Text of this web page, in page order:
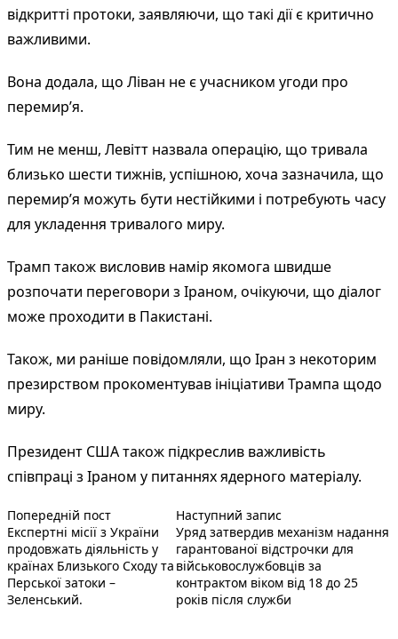
відкритті протоки, заявляючи, що такі дії є критично
важливими.
Вона додала, що Ліван не є учасником угоди про
перемир’я.
Тим не менш, Левітт назвала операцію, що тривала
близько шести тижнів, успішною, хоча зазначила, що
перемир’я можуть бути нестійкими і потребують часу
для укладення тривалого миру.
Трамп також висловив намір якомога швидше
розпочати переговори з Іраном, очікуючи, що діалог
може проходити в Пакистані.
Також, ми раніше повідомляли, що Іран з некоторим
презирством прокоментував ініціативи Трампа щодо
миру.
Президент США також підкреслив важливість
співпраці з Іраном у питаннях ядерного матеріалу.
Навігація
записів
Попередній постПопередній запис:
Експертні місії з України
продовжать діяльність у
країнах Близького Сходу та
Перської затоки –
Зеленський.
Наступний записНаступний пост :
Уряд затвердив механізм надання
гарантованої відстрочки для
військовослужбовців за
контрактом віком від 18 до 25
років після служби